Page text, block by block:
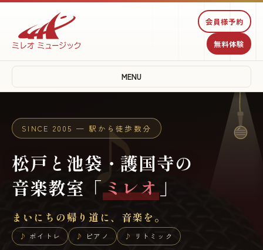
会員様予約
無料体験
MENU
♩
♪ SINCE 2005 — 駅から徒歩数分
松戸と池袋・護国寺の
音楽教室「ミレオ 」
まいにちの帰り道に、音楽を。
ボイトレ ピアノ リトミック